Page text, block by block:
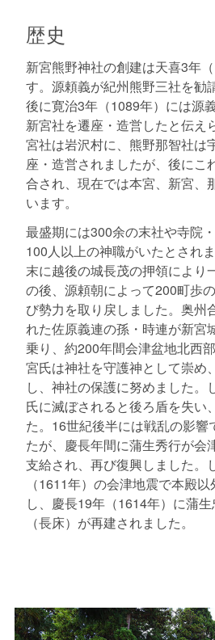
歴史
新宮熊野神社の創建は天喜3年
す。源頼義が紀州熊野三社を勧
後に寛治3年（1089年）には源
新宮社を遷座・造営したと伝え
宮社は岩沢村に、熊野那智社は
座・造営されましたが、後にこ
合され、現在では本宮、新宮、
います。
最盛期には300余の末社や寺院
100人以上の神職がいたとされ
末に越後の城長茂の押領により
の後、源頼朝によって200町歩
び勢力を取り戻しました。奥州
れた佐原義連の孫・時連が新宮
乗り、約200年間会津盆地北西
宮氏は神社を守護神として崇め
し、神社の保護に努めました。
氏に滅ぼされると後ろ盾を失い
た。16世紀後半には戦乱の影響
たが、慶長年間に蒲生秀行が会
支給され、再び復興しました。
（1611年）の会津地震で本殿
し、慶長19年（1614年）に蒲
（長床）が再建されました。